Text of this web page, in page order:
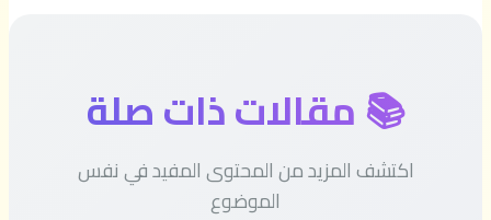
📚 مقالات ذات صلة
اكتشف المزيد من المحتوى المفيد في نفس
الموضوع